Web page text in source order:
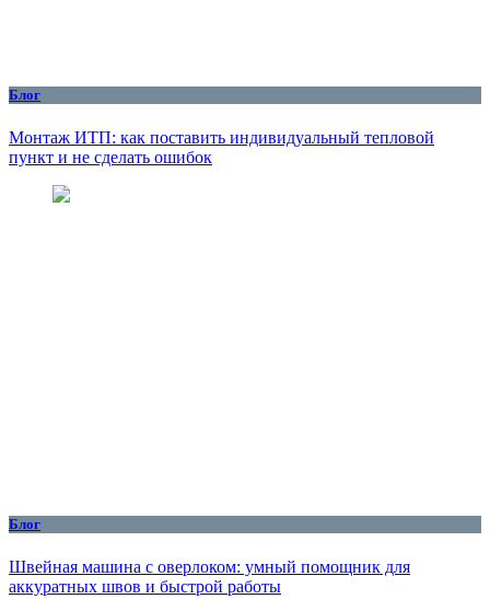
Блог
Монтаж ИТП: как поставить индивидуальный тепловой
пункт и не сделать ошибок
Блог
Швейная машина с оверлоком: умный помощник для
аккуратных швов и быстрой работы